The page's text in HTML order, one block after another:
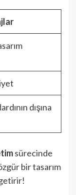
dışına
sürecinde
bir tasarım